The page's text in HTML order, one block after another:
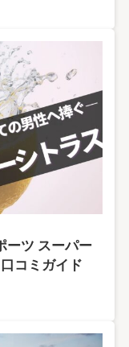
ーツ スーパー
コミガイド